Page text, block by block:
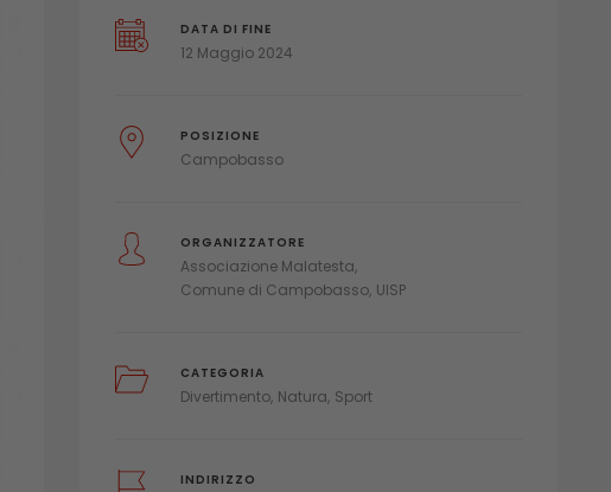
DATA DI FINE
12 Maggio 2024
POSIZIONE
Campobasso
ORGANIZZATORE
Associazione Malatesta
Comune di Campobasso UISP
CATEGORIA
Divertimento Natura Sport
INDIRIZZO